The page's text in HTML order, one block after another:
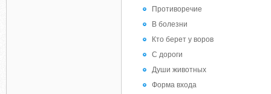
Противоречие
В болезни
Кто берет у воров
С дороги
Души животных
Форма входа